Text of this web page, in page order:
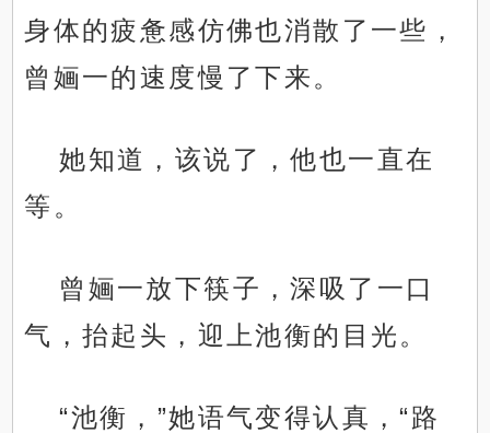
身体的疲惫感仿佛也消散了一些，
曾婳一的速度慢了下来。
她知道，该说了，他也一直在
等。
曾婳一放下筷子，深吸了一口
气，抬起头，迎上池衡的目光。
“池衡，”她语气变得认真，“路